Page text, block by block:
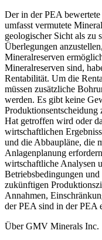
Der in der PEA
umfasst vermutete
geologischer Sicht als zu
Überlegungen
Mineralreserven
Mineralreserven sind,
Rentabilität. Um die
müssen zusätzliche
werden. Es gibt keine
Produktionsentscheidung
Hat getroffen wird oder
wirtschaftlichen
und die Abbaupläne, die
Anlagenplanung
wirtschaftliche Analysen
Betriebsbedingungen
zukünftigen
Annahmen,
der PEA sind in der PEA
Über GMV Minerals Inc.